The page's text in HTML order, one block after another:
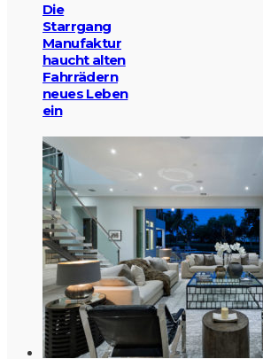
Die
Starrgang
Manufaktur
haucht alten
Fahrrädern
neues Leben
ein